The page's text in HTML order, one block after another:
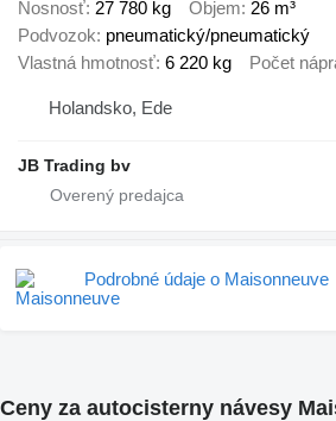
Nosnosť 27 780 kg Objem 26 m³
Podvozok pneumatický/pneumatický
Vlastná hmotnosť 6 220 kg Počet
Holandsko, Ede
JB Trading bv
Podrobné údaje o Maisonneuve
Ceny za autocisterny návesy